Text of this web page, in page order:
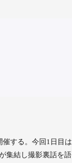
する。今回1日目は
集結し撮影裏話を語